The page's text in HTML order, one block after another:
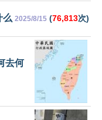
么 2025/8/15 (76,813次)
去何